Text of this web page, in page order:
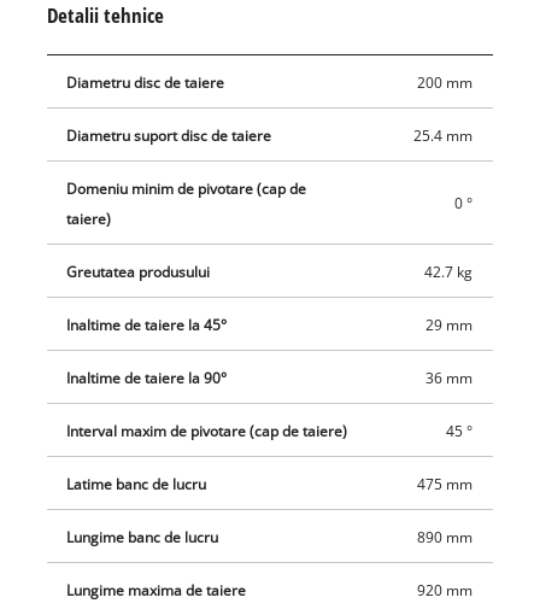
Detalii tehnice
Diametru disc de taiere 200 mm
Diametru suport disc de taiere 25.4 mm
Domeniu minim de pivotare (cap de
taiere)
0 °
Greutatea produsului 42.7 kg
Inaltime de taiere la 45° 29 mm
Inaltime de taiere la 90° 36 mm
Interval maxim de pivotare (cap de taiere) 45 °
Latime banc de lucru 475 mm
Lungime banc de lucru 890 mm
Lungime maxima de taiere 920 mm